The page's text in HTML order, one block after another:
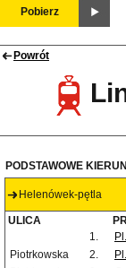
Pobierz
Powrót
PODSTAWOWE
Helenówek-pętla
ULICA
1.
Piotrkowska
2.